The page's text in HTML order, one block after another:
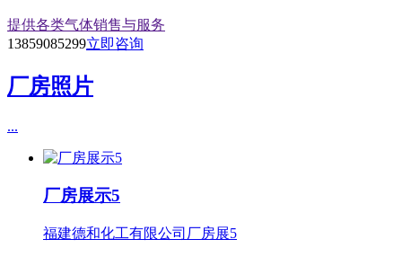
提供各类气体销售与服务
13859085299立即咨询
厂房照片
...
厂房展示5
福建德和化工有限公司厂房展5